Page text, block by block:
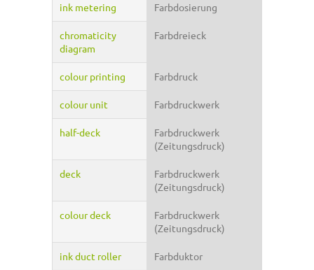
ink metering Farbdosierung
chromaticity
diagram
Farbdreieck
colour printing Farbdruck
colour unit Farbdruckwerk
half-deck
Farbdruckwerk
(Zeitungsdruck)
deck
Farbdruckwerk
(Zeitungsdruck)
colour deck
Farbdruckwerk
(Zeitungsdruck)
ink duct roller Farbduktor